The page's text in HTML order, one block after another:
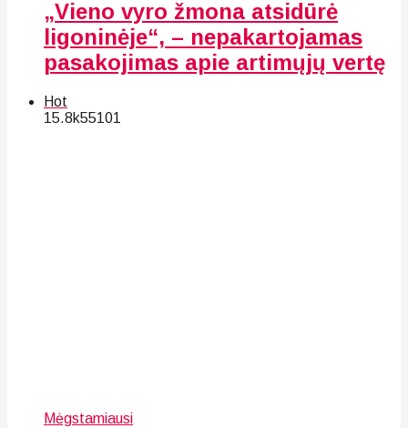
„Vieno vyro žmona atsidūrė
ligoninėje“, – nepakartojamas
pasakojimas apie artimųjų vertę
Hot
15.8k55101
Mėgstamiausi